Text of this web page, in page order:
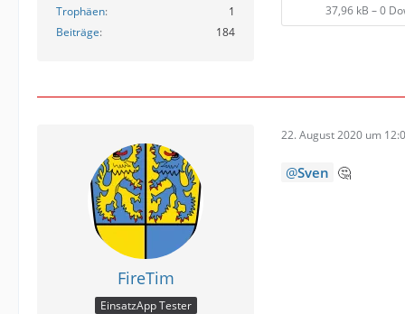
Trophäen
1
Beiträge
184
37,96 kB – 0
FireTim
EinsatzApp Tester
22. August 2020 um
Sven 🤔